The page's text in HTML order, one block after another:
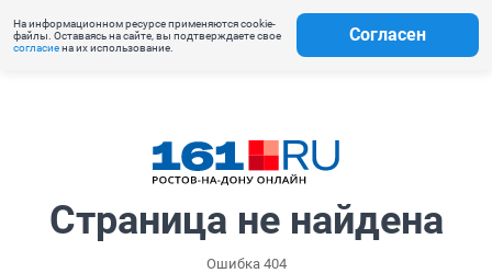
На информационном ресурсе применяются cookie-
файлы. Оставаясь на сайте, вы подтверждаете свое
согласиена их использование.
Согласен
Страница не найдена
Ошибка 404